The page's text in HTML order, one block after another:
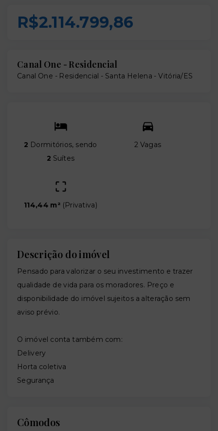
R$2.114.799,86
Canal One - Residencial
Canal One - Residencial - Santa Helena - Vitória/ES
2 Dormitórios, sendo
2 Suítes
2 Vagas
114,44 m² (Privativa)
Descrição do imóvel
Pensado para valorizar o seu investimento e trazer
qualidade de vida para os moradores. Preço e
disponibilidade do imóvel sujeitos a alteração sem
aviso prévio.
O imóvel conta também com:
Delivery
Horta coletiva
Segurança
Cômodos